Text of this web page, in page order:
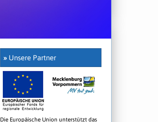
» Unsere Partner
Die Europäische Union unterstützt das